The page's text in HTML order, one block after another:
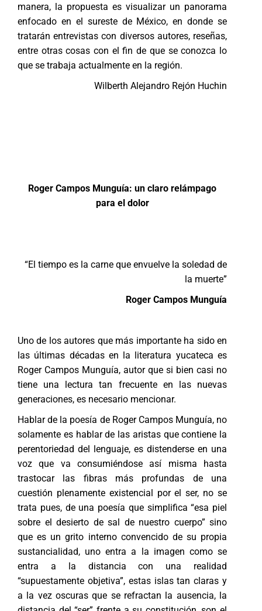
manera, la propuesta es visualizar un panorama
enfocado en el sureste de México, en donde se
tratarán entrevistas con diversos autores, reseñas,
entre otras cosas con el fin de que se conozca lo
que se trabaja actualmente en la región.
Wilberth Alejandro Rejón Huchin
Roger Campos Munguía: un claro relámpago
para el dolor
“El tiempo es la carne que envuelve la soledad de
la muerte”
Roger Campos Munguía
Uno de los autores que más importante ha sido en
las últimas décadas en la literatura yucateca es
Roger Campos Munguía, autor que si bien casi no
tiene una lectura tan frecuente en las nuevas
generaciones, es necesario mencionar.
Hablar de la poesía de Roger Campos Munguía, no
solamente es hablar de las aristas que contiene la
perentoriedad del lenguaje, es distenderse en una
voz que va consumiéndose así misma hasta
trastocar las fibras más profundas de una
cuestión plenamente existencial por el ser, no se
trata pues, de una poesía que simplifica “esa piel
sobre el desierto de sal de nuestro cuerpo” sino
que es un grito interno convencido de su propia
sustancialidad, uno entra a la imagen como se
entra a la distancia con una realidad
“supuestamente objetiva”, estas islas tan claras y
a la vez oscuras que se refractan la ausencia, la